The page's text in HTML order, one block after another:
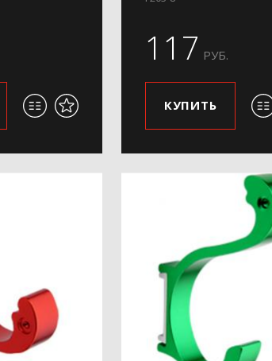
117 РУБ.
КУПИТЬ